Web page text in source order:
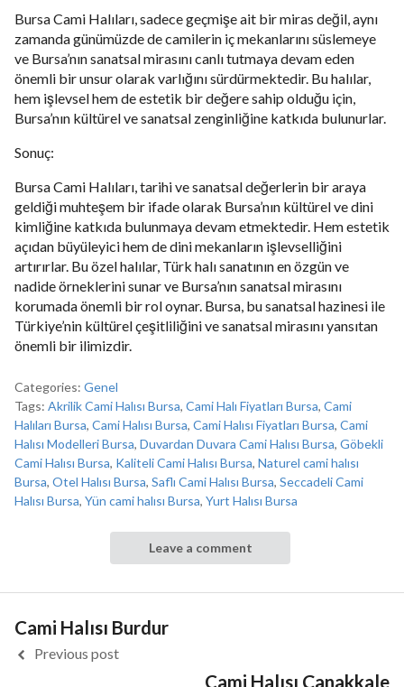
Bursa Cami Halıları, sadece geçmişe ait bir miras değil, aynı
zamanda günümüzde de camilerin iç mekanlarını süslemeye
ve Bursa’nın sanatsal mirasını canlı tutmaya devam eden
önemli bir unsur olarak varlığını sürdürmektedir. Bu halılar,
hem işlevsel hem de estetik bir değere sahip olduğu için,
Bursa’nın kültürel ve sanatsal zenginliğine katkıda bulunurlar.
Sonuç:
Bursa Cami Halıları, tarihi ve sanatsal değerlerin bir araya
geldiği muhteşem bir ifade olarak Bursa’nın kültürel ve dini
kimliğine katkıda bulunmaya devam etmektedir. Hem estetik
açıdan büyüleyici hem de dini mekanların işlevselliğini
artırırlar. Bu özel halılar, Türk halı sanatının en özgün ve
nadide örneklerini sunar ve Bursa’nın sanatsal mirasını
korumada önemli bir rol oynar. Bursa, bu sanatsal hazinesi ile
Türkiye’nin kültürel çeşitliliğini ve sanatsal mirasını yansıtan
önemli bir ilimizdir.
Categories: Genel
Tags: Akrilik Cami Halısı Bursa, Cami Halı Fiyatları Bursa, Cami
Halıları Bursa, Cami Halısı Bursa, Cami Halısı Fiyatları Bursa, Cami
Halısı Modelleri Bursa, Duvardan Duvara Cami Halısı Bursa, Göbekli
Cami Halısı Bursa, Kaliteli Cami Halısı Bursa, Naturel cami halısı
Bursa, Otel Halısı Bursa, Saflı Cami Halısı Bursa, Seccadeli Cami
Halısı Bursa, Yün cami halısı Bursa, Yurt Halısı Bursa
Leave a comment
Cami Halısı Burdur
Previous post
Cami Halısı Çanakkale